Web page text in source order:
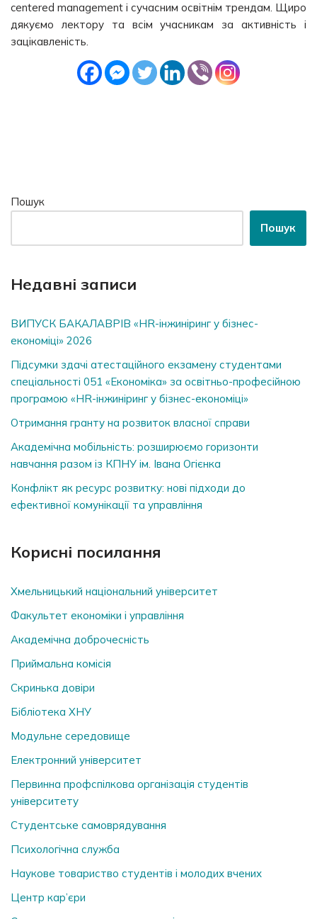
centered management і сучасним освітнім трендам. Щиро
дякуємо лектору та всім учасникам за активність і
зацікавленість.
Пошук
Пошук
Недавні записи
ВИПУСК БАКАЛАВРІВ «HR-інжиніринг у бізнес-
економіці» 2026
Підсумки здачі атестаційного екзамену студентами
спеціальності 051 «Економіка» за освітньо-професійною
програмою «HR-інжиніринг у бізнес-економіці»
Отримання гранту на розвиток власної справи
Академічна мобільність: розширюємо горизонти
навчання разом із КПНУ ім. Івана Огієнка
Конфлікт як ресурс розвитку: нові підходи до
ефективної комунікації та управління
Корисні посилання
Хмельницький національний університет
Факультет економіки і управління
Академічна доброчесність
Приймальна комісія
Скринька довiри
Бібліотека ХНУ
Модульне середовище
Електронний університет
Первинна профспілкова організація студентів
університету
Студентське самоврядування
Психологічна служба
Наукове товариство студентів і молодих вчених
Центр кар’єри